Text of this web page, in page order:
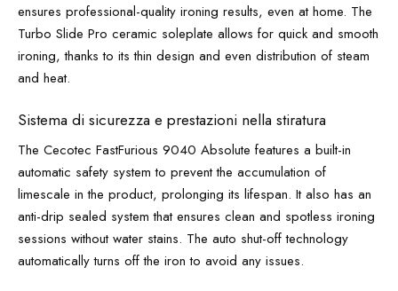
ensures professional-quality ironing results, even at home. The
Turbo Slide Pro ceramic soleplate allows for quick and smooth
ironing, thanks to its thin design and even distribution of steam
and heat.
Sistema di sicurezza e prestazioni nella stiratura
The Cecotec FastFurious 9040 Absolute features a built-in
automatic safety system to prevent the accumulation of
limescale in the product, prolonging its lifespan. It also has an
anti-drip sealed system that ensures clean and spotless ironing
sessions without water stains. The auto shut-off technology
automatically turns off the iron to avoid any issues.